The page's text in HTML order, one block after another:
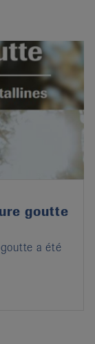
goutte
a été